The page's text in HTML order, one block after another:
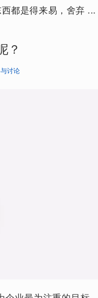
都是得来易，舍弃 ...
？
讨论